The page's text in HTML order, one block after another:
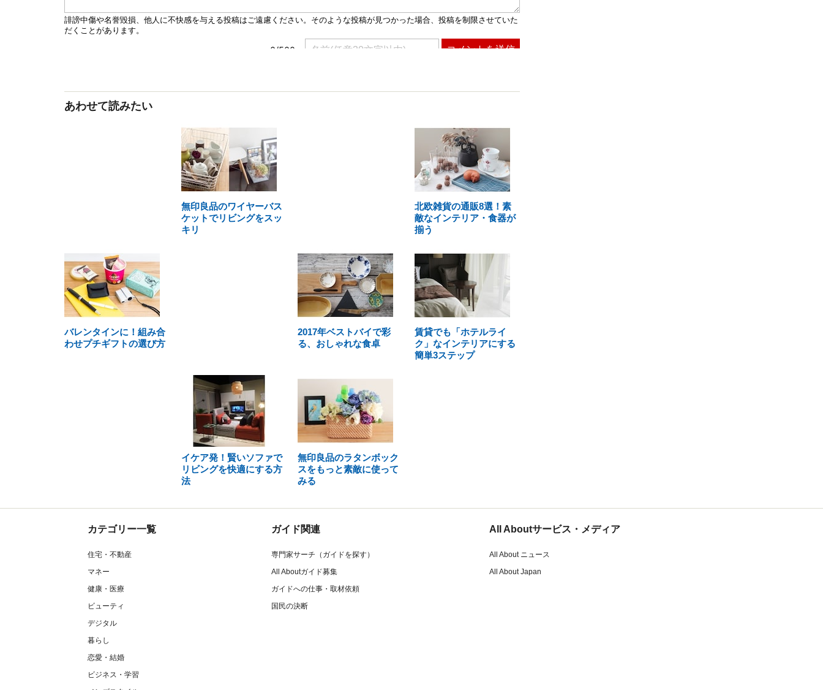
あわせて読みたい
無印良品のワイヤーバス
ケットでリビングをスッ
キリ
北欧雑貨の通販8選！素
敵なインテリア・食器が
揃う
バレンタインに！組み合
わせプチギフトの選び方
2017年ベストバイで彩
る、おしゃれな食卓
賃貸でも「ホテルライ
ク」なインテリアにする
簡単3ステップ
イケア発！賢いソファで
リビングを快適にする方
法
無印良品のラタンボック
スをもっと素敵に使って
みる
カテゴリー一覧
住宅・不動産
マネー
健康・医療
ビューティ
デジタル
暮らし
恋愛・結婚
ビジネス・学習
ガイド関連
専門家サーチ（ガイドを探す）
All Aboutガイド募集
ガイドへの仕事・取材依頼
国民の決断
All Aboutサービス・メディア
All About ニュース
All About Japan